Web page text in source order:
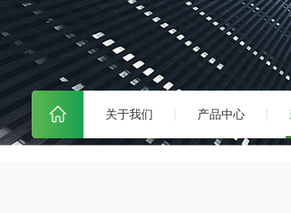
关于我们 产品中心